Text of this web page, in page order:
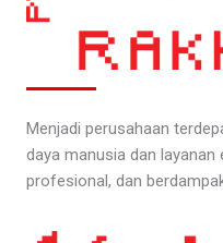
Menjadi perusahaan
daya manusia dan
profesional, dan